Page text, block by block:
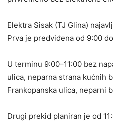
Elektra Sisak (TJ Glina)
Prva je predviđena od 9:00
U terminu 9:00–11:00 bez
ulica, neparna strana kućnih
Frankopanska ulica, neparni
Drugi prekid planiran je od